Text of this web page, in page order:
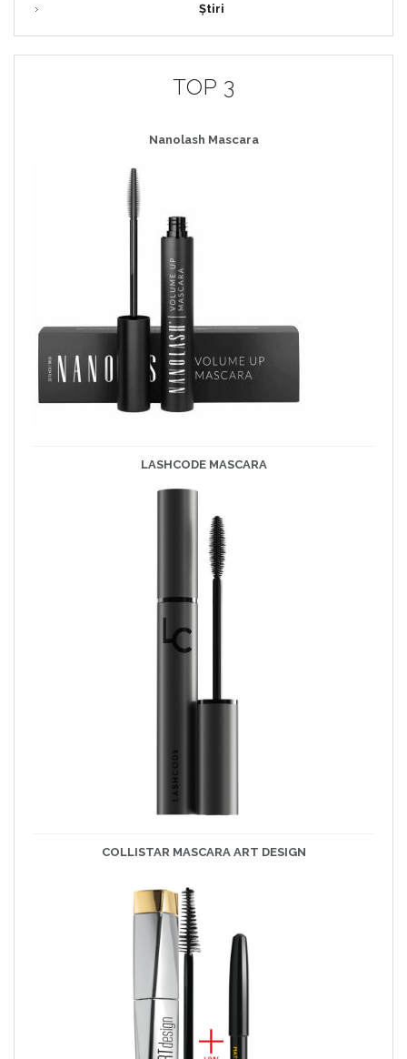
Știri
TOP 3
Nanolash Mascara
LASHCODE MASCARA
COLLISTAR MASCARA ART DESIGN